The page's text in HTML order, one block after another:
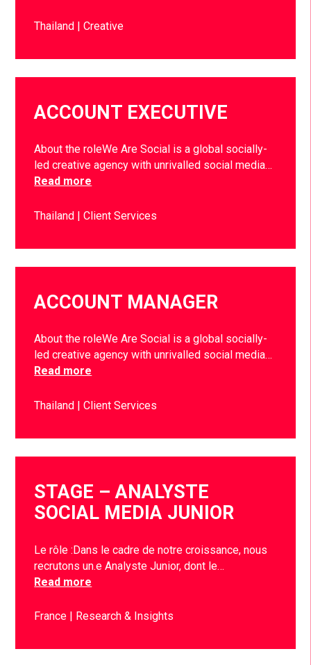
Thailand Creative
ACCOUNT EXECUTIVE
About the roleWe Are Social is a global socially-
led creative agency with unrivalled social media…
Read more
Thailand Client Services
ACCOUNT MANAGER
About the roleWe Are Social is a global socially-
led creative agency with unrivalled social media…
Read more
Thailand Client Services
STAGE – ANALYSTE
SOCIAL MEDIA JUNIOR
Le rôle :Dans le cadre de notre croissance, nous
recrutons un.e Analyste Junior, dont le…
Read more
France Research & Insights